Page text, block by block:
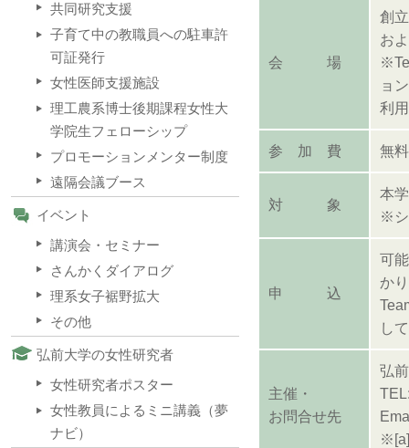
会 場
創
お
ョ
利
参 加 費 無料
対 象
本
※シ
申 込
可
か
し
主催・
お問合せ先
弘
共同研究支援
子育て中の教職員への駐車許
可証発行
女性医師支援施設
理工農系博士後期課程女性大
学院生フェローシップ
プロモーションメンター制度
遠隔会議ブース
イベント
講演会・セミナー
さんかくダイアログ
理系女子裾野拡大
その他
弘前大学の女性研究者
女性研究者ポスター
女性教員によるミニ講義（夢
ナビ）